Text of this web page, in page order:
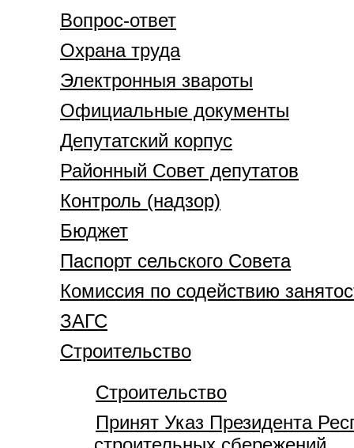
Вопрос-ответ
Охрана труда
Электронныя звароты
Официальные документы
Депутатский корпус
Районный Совет депутатов
Контроль (надзор)
Бюджет
Паспорт сельского Совета
Комиссия по содействию
ЗАГС
Строительство
Строительство
Принят Указ Президента